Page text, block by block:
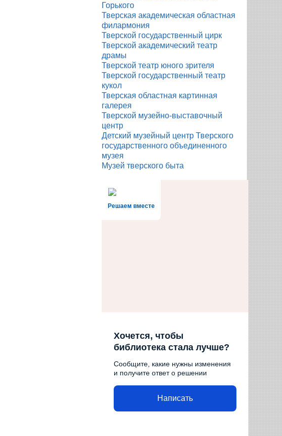
Горького
Тверская академическая областная
филармония
Тверской государственный цирк
Тверской академический театр
драмы
Тверской театр юного зрителя
Тверской государственный театр
кукол
Тверская областная картинная
галерея
Тверской музейно-выставочный
центр
Детский музейный центр Тверского
государственного объединенного
музея
Музей тверского быта
Решаем вместе
Хочется, чтобы
библиотека стала лучше?
Сообщите, какие нужны изменения
и получите ответ о решении
Написать